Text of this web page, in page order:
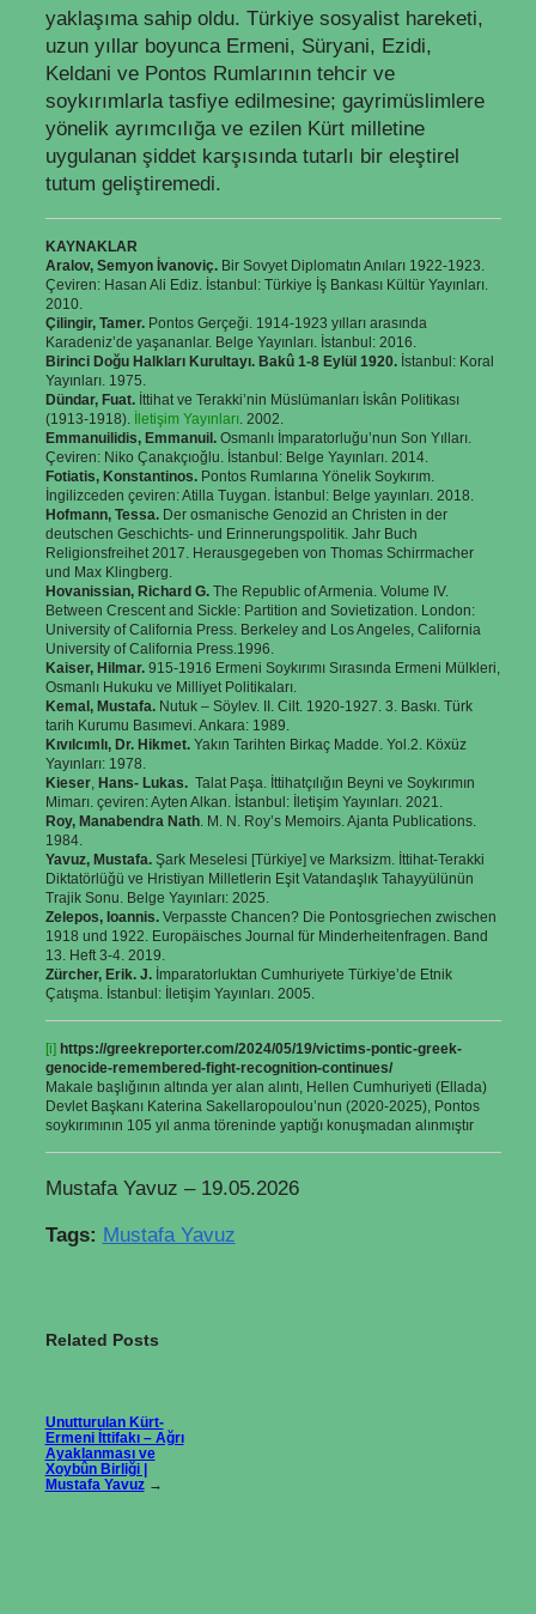
yaklaşıma sahip oldu. Türkiye sosyalist hareketi,
uzun yıllar boyunca Ermeni, Süryani, Ezidi,
Keldani ve Pontos Rumlarının tehcir ve
soykırımlarla tasfiye edilmesine; gayrimüslimlere
yönelik ayrımcılığa ve ezilen Kürt milletine
uygulanan şiddet karşısında tutarlı bir eleştirel
tutum geliştiremedi.
KAYNAKLAR
Aralov, Semyon İvanoviç.Bir Sovyet Diplomatın Anıları 1922-1923.
Çeviren: Hasan Ali Ediz. İstanbul: Türkiye İş Bankası Kültür Yayınları.
2010.
Çilingir, Tamer. Pontos Gerçeği. 1914-1923 yılları arasında
Karadeniz’de yaşananlar. Belge Yayınları. İstanbul: 2016.
Birinci Doğu Halkları Kurultayı. Bakû 1-8 Eylül 1920.İstanbul: Koral
Yayınları. 1975.
Dündar, Fuat.İttihat ve Terakki’nin Müslümanları İskân Politikası
(1913-1918). İletişim Yayınları. 2002.
Emmanuilidis, Emmanuil.Osmanlı İmparatorluğu’nun Son Yılları.
Çeviren: Niko Çanakçıoğlu. İstanbul: Belge Yayınları. 2014.
Fotiatis, Konstantinos.Pontos Rumlarına Yönelik Soykırım.
İngilizceden çeviren: Atilla Tuygan. İstanbul: Belge yayınları. 2018.
Hofmann, Tessa.Der osmanische Genozid an Christen in der
deutschen Geschichts- und Erinnerungspolitik. Jahr Buch
Religionsfreihet 2017. Herausgegeben von Thomas Schirrmacher
und Max Klingberg.
Hovanissian, Richard G.The Republic of Armenia. Volume IV.
Between Crescent and Sickle: Partition and Sovietization. London:
University of California Press. Berkeley and Los Angeles, California
University of California Press.1996.
Kaiser, Hilmar.915-1916 Ermeni Soykırımı Sırasında Ermeni Mülkleri,
Osmanlı Hukuku ve Milliyet Politikaları.
Kemal, Mustafa.Nutuk – Söylev. II. Cilt. 1920-1927. 3. Baskı. Türk
tarih Kurumu Basımevi. Ankara: 1989.
Kıvılcımlı, Dr. Hikmet.Yakın Tarihten Birkaç Madde. Yol.2. Köxüz
Yayınları: 1978.
Kieser, Hans- Lukas.Talat Paşa. İttihatçılığın Beyni ve Soykırımın
Mimarı. çeviren: Ayten Alkan. İstanbul: İletişim Yayınları. 2021.
Roy, Manabendra Nath. M. N. Roy’s Memoirs. Ajanta Publications.
1984.
Yavuz, Mustafa.Şark Meselesi [Türkiye] ve Marksizm. İttihat-Terakki
Diktatörlüğü ve Hristiyan Milletlerin Eşit Vatandaşlık Tahayyülünün
Trajik Sonu. Belge Yayınları: 2025.
Zelepos, Ioannis.Verpasste Chancen? Die Pontosgriechen zwischen
1918 und 1922. Europäisches Journal für Minderheitenfragen. Band
13. Heft 3-4. 2019.
Zürcher, Erik. J.İmparatorluktan Cumhuriyete Türkiye’de Etnik
Çatışma. İstanbul: İletişim Yayınları. 2005.
[i] https://greekreporter.com/2024/05/19/victims-pontic-greek-
genocide-remembered-fight-recognition-continues/
Makale başlığının altında yer alan alıntı, Hellen Cumhuriyeti (Ellada)
Devlet Başkanı Katerina Sakellaropoulou’nun (2020-2025), Pontos
soykırımının 105 yıl anma töreninde yaptığı konuşmadan alınmıştır
Mustafa Yavuz – 19.05.2026
Tags: Mustafa Yavuz
Related Posts
Unutturulan Kürt-
Ermeni İttifakı – Ağrı
Ayaklanması ve
Xoybûn Birliği |
Mustafa Yavuz→